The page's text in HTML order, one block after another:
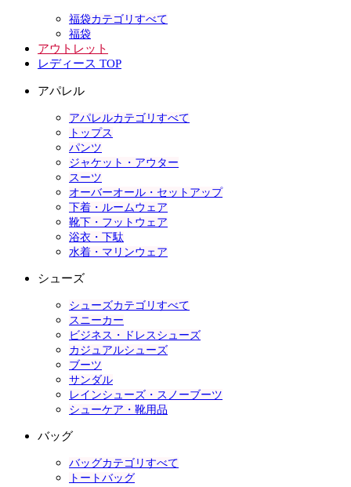
福袋カテゴリすべて
福袋
アウトレット
レディース TOP
アパレル
アパレルカテゴリすべて
トップス
パンツ
ジャケット・アウター
スーツ
オーバーオール・セットアップ
下着・ルームウェア
靴下・フットウェア
浴衣・下駄
水着・マリンウェア
シューズ
シューズカテゴリすべて
スニーカー
ビジネス・ドレスシューズ
カジュアルシューズ
ブーツ
サンダル
レインシューズ・スノーブーツ
シューケア・靴用品
バッグ
バッグカテゴリすべて
トートバッグ